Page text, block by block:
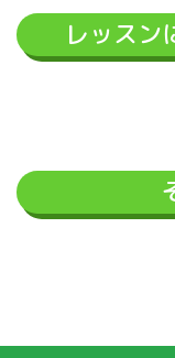
レッスン